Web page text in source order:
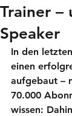
Trainer –
Speaker
In den
einen
aufgebaut –
70.000
wissen: